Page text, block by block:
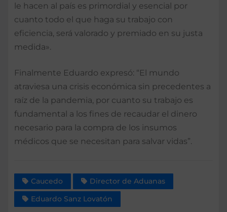
le hacen al país es primordial y esencial por
cuanto todo el que haga su trabajo con
eficiencia, será valorado y premiado en su justa
medida».
Finalmente Eduardo expresó: “El mundo
atraviesa una crisis económica sin precedentes a
raíz de la pandemia, por cuanto su trabajo es
fundamental a los fines de recaudar el dinero
necesario para la compra de los insumos
médicos que se necesitan para salvar vidas”.
Caucedo
Director de Aduanas
Eduardo Sanz Lovatón